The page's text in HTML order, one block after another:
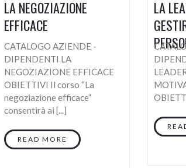
LA NEGOZIAZIONE
EFFICACE
CATALOGO AZIENDE -
DIPENDENTI LA
NEGOZIAZIONE EFFICACE
OBIETTIVI Il corso “La
negoziazione efficace”
consentirà ai [...]
READ MORE
LA